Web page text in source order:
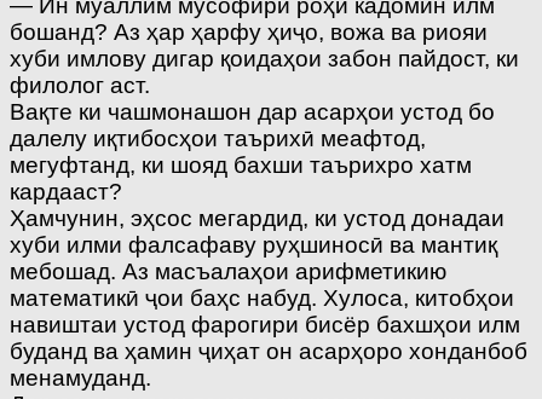
— Ин муаллим мусофири роҳи кадомин илм
бошанд? Аз ҳар ҳарфу ҳиҷо, вожа ва риояи
хуби имлову дигар қоидаҳои забон пайдост, ки
филолог аст.
Вақте ки чашмонашон дар асарҳои устод бо
далелу иқтибосҳои таърихӣ меафтод,
мегуфтанд, ки шояд бахши таърихро хатм
кардааст?
Ҳамчунин, эҳсос мегардид, ки устод донадаи
хуби илми фалсафаву руҳшиносӣ ва мантиқ
мебошад. Аз масъалаҳои арифметикию
математикӣ ҷои баҳс набуд. Хулоса, китобҳои
навиштаи устод фарогири бисёр бахшҳои илм
буданд ва ҳамин ҷиҳат он асарҳоро хонданбоб
менамуданд.